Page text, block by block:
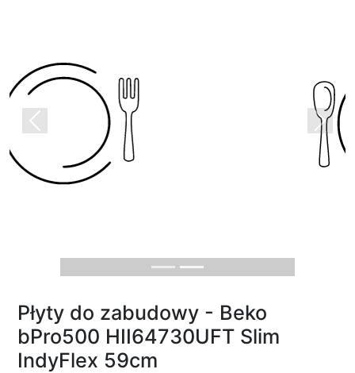
Previous Next
Płyty do zabudowy - Beko
bPro500 HII64730UFT Slim
IndyFlex 59cm